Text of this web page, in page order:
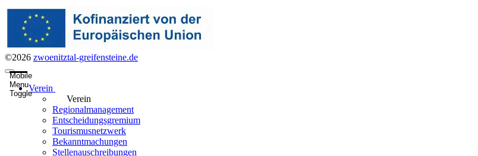
©2026 zwoenitztal-greifensteine.de
Mobile
Menu
Toggle
Verein
Verein
Regionalmanagement
Entscheidungsgremium
Tourismusnetzwerk
Bekanntmachungen
Stellenauschreibungen